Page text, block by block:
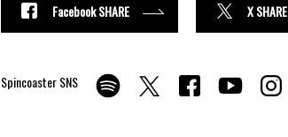
Facebook SHARE X SHARE
Spincoaster SNS